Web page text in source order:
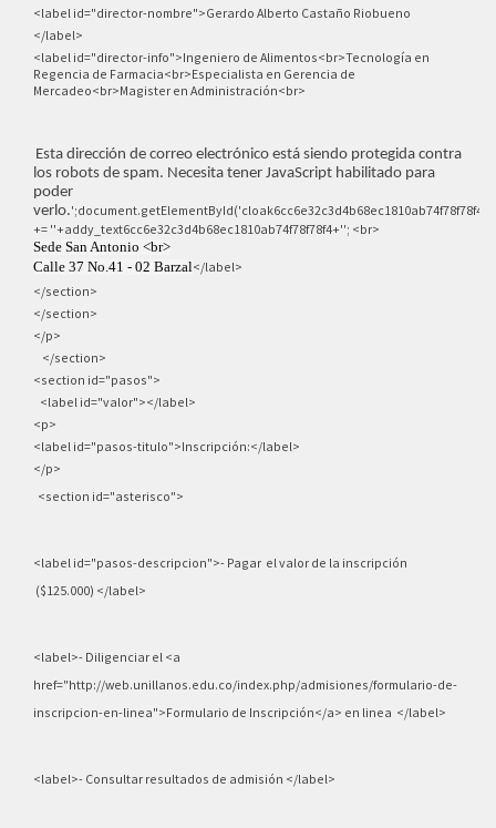
<label id="director-nombre">Gerardo Alberto Castaño Riobueno
</label>
<label id="director-info">Ingeniero de Alimentos<br>Tecnología en
Regencia de Farmacia<br>Especialista en Gerencia de
Mercadeo<br>Magister en Administración<br>
Esta dirección de correo electrónico está siendo protegida contra
los robots de spam. Necesita tener JavaScript habilitado para
poder
verlo.
+= ''+addy_text6cc6e32c3d4b68ec1810ab74f78f78f4+''; <br>
Sede San Antonio <br>
Calle 37 No.41 - 02 Barzal</label>
</section>
</section>
</p>
</section>
<section id="pasos">
<label id="valor"></label>
<p>
<label id="pasos-titulo">Inscripción:</label>
</p>
<section id="asterisco">
<label id="pasos-descripcion">- Pagar el valor de la inscripción
($125.000) </label>
<label>- Diligenciar el <a
href="http://web.unillanos.edu.co/index.php/admisiones/formulario-de-
inscripcion-en-linea">Formulario de Inscripción</a> en linea </label>
<label>- Consultar resultados de admisión </label>